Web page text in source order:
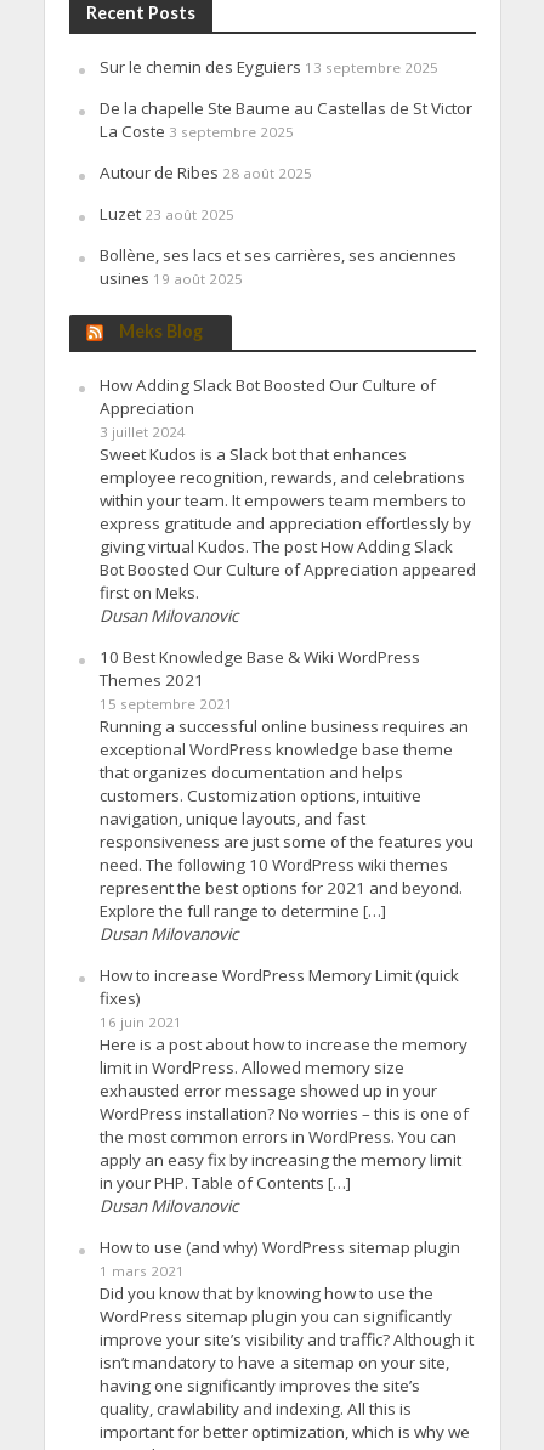
Recent Posts
Sur le chemin des Eyguiers 13 septembre 2025
De la chapelle Ste Baume au Castellas de St Victor
La Coste 3 septembre 2025
Autour de Ribes 28 août 2025
Luzet 23 août 2025
Bollène, ses lacs et ses carrières, ses anciennes
usines 19 août 2025
Meks Blog
How Adding Slack Bot Boosted Our Culture of
Appreciation
3 juillet 2024
Sweet Kudos is a Slack bot that enhances
employee recognition, rewards, and celebrations
within your team. It empowers team members to
express gratitude and appreciation effortlessly by
giving virtual Kudos. The post How Adding Slack
Bot Boosted Our Culture of Appreciation appeared
first on Meks.
Dusan Milovanovic
10 Best Knowledge Base & Wiki WordPress
Themes 2021
15 septembre 2021
Running a successful online business requires an
exceptional WordPress knowledge base theme
that organizes documentation and helps
customers. Customization options, intuitive
navigation, unique layouts, and fast
responsiveness are just some of the features you
need. The following 10 WordPress wiki themes
represent the best options for 2021 and beyond.
Explore the full range to determine […]
Dusan Milovanovic
How to increase WordPress Memory Limit (quick
fixes)
16 juin 2021
Here is a post about how to increase the memory
limit in WordPress. Allowed memory size
exhausted error message showed up in your
WordPress installation? No worries – this is one of
the most common errors in WordPress. You can
apply an easy fix by increasing the memory limit
in your PHP. Table of Contents […]
Dusan Milovanovic
How to use (and why) WordPress sitemap plugin
1 mars 2021
Did you know that by knowing how to use the
WordPress sitemap plugin you can significantly
improve your site’s visibility and traffic? Although it
isn’t mandatory to have a sitemap on your site,
having one significantly improves the site’s
quality, crawlability and indexing. All this is
important for better optimization, which is why we